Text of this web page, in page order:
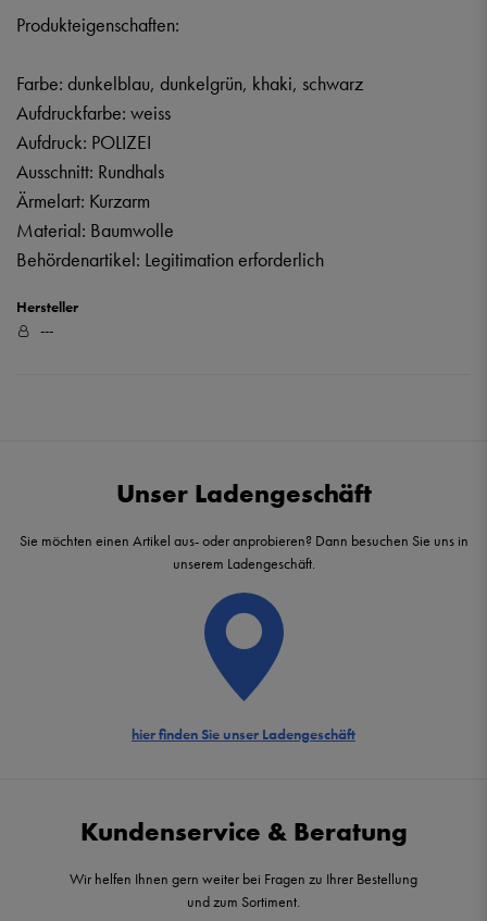
Produkteigenschaften:
Farbe: dunkelblau, dunkelgrün, khaki, schwarz
Aufdruckfarbe: weiss
Aufdruck: POLIZEI
Ausschnitt: Rundhals
Ärmelart: Kurzarm
Material: Baumwolle
Behördenartikel: Legitimation erforderlich
Hersteller
---
Unser Ladengeschäft
Sie möchten einen Artikel aus- oder anprobieren? Dann besuchen Sie uns in
unserem Ladengeschäft.
hier finden Sie unser Ladengeschäft
Kundenservice & Beratung
Wir helfen Ihnen gern weiter bei Fragen zu Ihrer Bestellung
und zum Sortiment.